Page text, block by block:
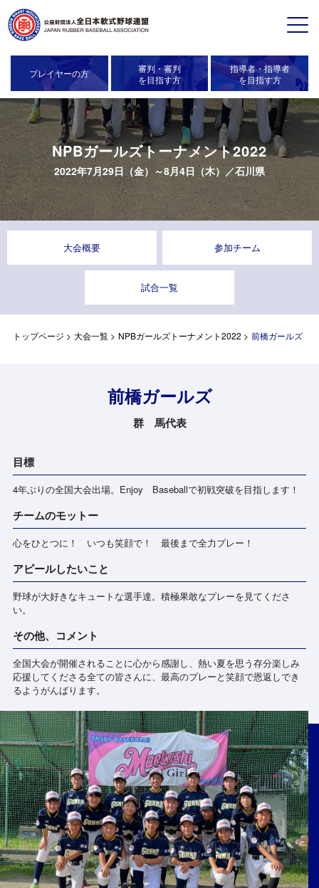
プレイヤーの方
審判・審判
を目指す方
指導者・指導者
を目指す方
NPBガールズトーナメント2022
2022年7月29日（金）～8月4日（木）／石川県
大会概要 参加チーム
試合一覧
トップページ > 大会一覧> NPBガールズトーナメント2022 > 前橋ガールズ
前橋ガールズ
群 馬代表
目標
4年ぶりの全国大会出場。Enjoy Baseballで初戦突破を目指します！
チームのモットー
心をひとつに！ いつも笑顔で！ 最後まで全力プレー！
アピールしたいこと
野球が大好きなキュートな選手達。積極果敢なプレーを見てくださ
い。
その他、コメント
全国大会が開催されることに心から感謝し、熱い夏を思う存分楽しみ
応援してくださる全ての皆さんに、最高のプレーと笑顔で恩返しでき
るようがんばります。